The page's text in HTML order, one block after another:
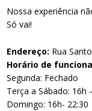
Nossa experiência
Só vai!
Endereço: Rua
Horário de
Segunda: Fechado
Terça a Sábado: 16h
Domingo: 16h- 22:30